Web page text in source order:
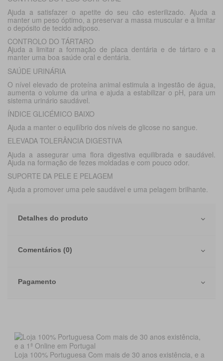
Ajuda a satisfazer o apetite do seu cão esterilizado. Ajuda a
manter um peso óptimo, a preservar a massa muscular e a limitar
o depósito de tecido adiposo.
CONTROLO DO TÁRTARO
Ajuda a limitar a formação de placa dentária e de tártaro e a
manter uma boa saúde oral e dentária.
SAÚDE URINÁRIA
O nível elevado de proteína animal estimula a ingestão de água,
aumenta o volume da urina e ajuda a estabilizar o pH, para um
sistema urinário saudável.
ÍNDICE GLICÉMICO BAIXO
Ajuda a manter o equilíbrio dos níveis de glicose no sangue.
ELEVADA TOLERÂNCIA DIGESTIVA
Ajuda a assegurar uma flora digestiva equilibrada e saudável.
Ajuda na formação de fezes moldadas e com pouco odor.
SUPORTE DA PELE E PELAGEM
Ajuda a promover uma pele saudável e uma pelagem brilhante.
Detalhes do produto
Comentários (0)
Pagamento
Loja 100% Portuguesa Com mais de 30 anos existência, e a